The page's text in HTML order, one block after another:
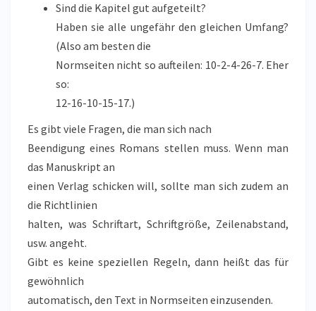
Sind die Kapitel gut aufgeteilt?
Haben sie alle ungefähr den gleichen Umfang?
(Also am besten die
Normseiten nicht so aufteilen: 10-2-4-26-7. Eher
so:
12-16-10-15-17.)
Es gibt viele Fragen, die man sich nach
Beendigung eines Romans stellen muss. Wenn man
das Manuskript an
einen Verlag schicken will, sollte man sich zudem an
die Richtlinien
halten, was Schriftart, Schriftgröße, Zeilenabstand,
usw. angeht.
Gibt es keine speziellen Regeln, dann heißt das für
gewöhnlich
automatisch, den Text in Normseiten einzusenden.